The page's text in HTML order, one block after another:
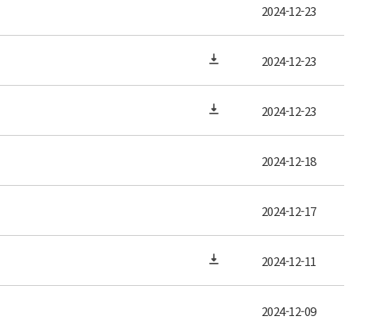
2024-12-23
2024-12-23
2024-12-23
2024-12-18
2024-12-17
2024-12-11
2024-12-09